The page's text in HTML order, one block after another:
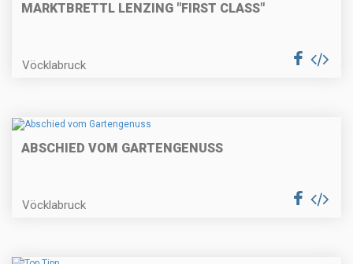
MARKTBRETTL LENZING "FIRST CLASS"
Vöcklabruck
ABSCHIED VOM GARTENGENUSS
Vöcklabruck